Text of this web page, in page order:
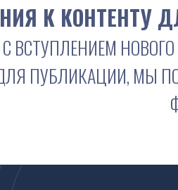
К КОНТЕНТУ
ВСТУПЛЕНИЕМ
ПУБЛИКАЦИИ, МЫ